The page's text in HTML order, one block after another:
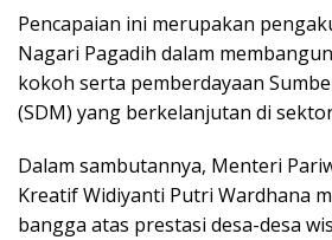
Pencapaian ini merupakan
Nagari Pagadih dalam
kokoh serta pemberdayaan
(SDM) yang berkelanjutan di
Dalam sambutannya, Menteri
Kreatif Widiyanti Putri Wardhana
bangga atas prestasi desa-desa